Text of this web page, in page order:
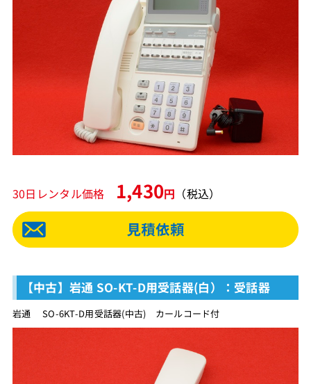
30日レンタル価格 1,430円 （税込）
【中古】岩通 SO-KT-D用受話器(白）：受話器
岩通 SO-6KT-D用受話器(中古) カールコード付